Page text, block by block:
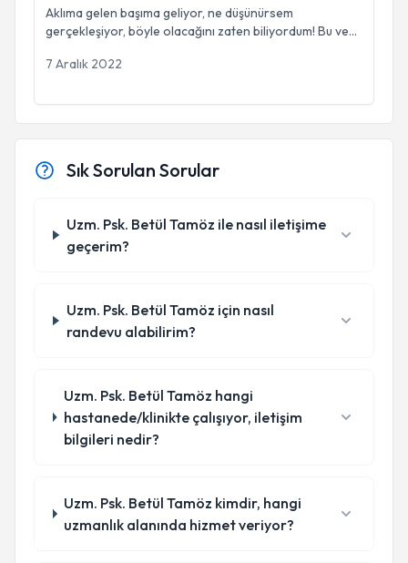
Aklıma gelen başıma geliyor, ne düşünürsem
gerçekleşiyor, böyle olacağını zaten biliyordum! Bu ve
7 Aralık 2022
Sık Sorulan Sorular
Uzm. Psk. Betül Tamöz ile nasıl iletişime
geçerim?
Uzm. Psk. Betül Tamöz için nasıl
randevu alabilirim?
Uzm. Psk. Betül Tamöz hangi
hastanede/klinikte çalışıyor, iletişim
bilgileri nedir?
Uzm. Psk. Betül Tamöz kimdir, hangi
uzmanlık alanında hizmet veriyor?